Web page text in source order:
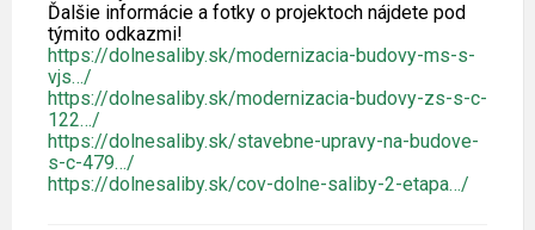
Ďalšie informácie a fotky o projektoch nájdete pod
týmito odkazmi!
https://dolnesaliby.sk/modernizacia-budovy-ms-s-
vjs…/
https://dolnesaliby.sk/modernizacia-budovy-zs-s-c-
122…/
https://dolnesaliby.sk/stavebne-upravy-na-budove-
s-c-479…/
https://dolnesaliby.sk/cov-dolne-saliby-2-etapa…/